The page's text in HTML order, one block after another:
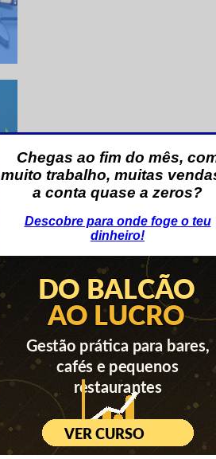
Chegas ao fim do mês,
muito trabalho, muitas
a conta quase a zeros?
Descobre para onde foge o teu
dinheiro!